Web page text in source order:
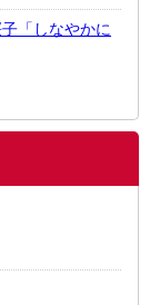
「しなやかに